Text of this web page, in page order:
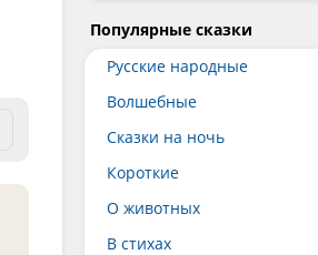
Популярные сказки
Русские народные
Волшебные
Сказки на ночь
Короткие
О животных
В стихах